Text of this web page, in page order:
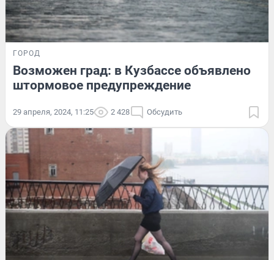
ГОРОД
Возможен град: в Кузбассе объявлено
штормовое предупреждение
29 апреля, 2024, 11:25 2 428 Обсудить